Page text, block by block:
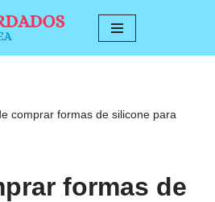
comprar formas de silicone para
formas de